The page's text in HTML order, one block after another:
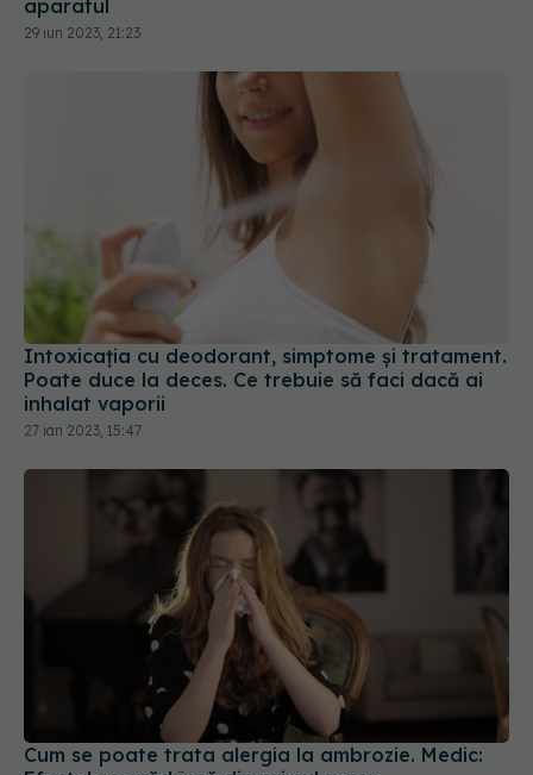
Intoxicația cu deodorant, simptome și tratament.
Poate duce la deces. Ce trebuie să faci dacă ai
inhalat vaporii
27 ian 2023, 15:47
Cum se poate trata alergia la ambrozie. Medic:
Efectele se văd încă din primul sezon